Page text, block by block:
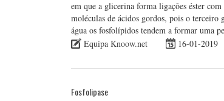
em que a glicerina forma ligações éster
moléculas de ácidos gordos, pois o
água os fosfolípidos tendem a formar uma
Equipa Knoow.net
16-01-2019
Fosfolipase